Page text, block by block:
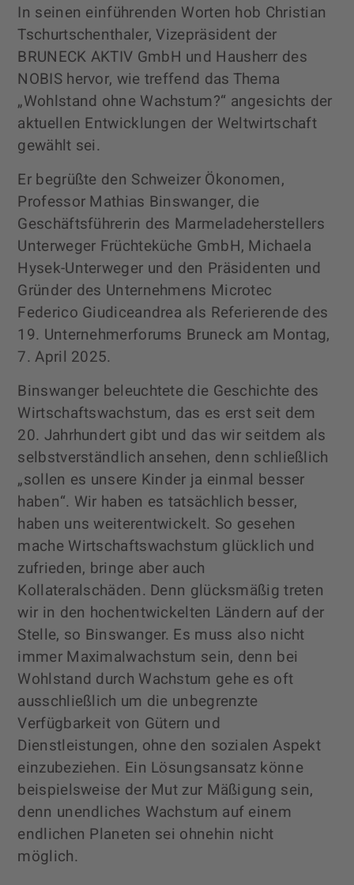
In seinen einführenden Worten hob Christian
Tschurtschenthaler, Vizepräsident der
BRUNECK AKTIV GmbH und Hausherr des
NOBIS hervor, wie treffend das Thema
„Wohlstand ohne Wachstum?“ angesichts der
aktuellen Entwicklungen der Weltwirtschaft
gewählt sei.
Er begrüßte den Schweizer Ökonomen,
Professor Mathias Binswanger, die
Geschäftsführerin des Marmeladeherstellers
Unterweger Früchteküche GmbH, Michaela
Hysek-Unterweger und den Präsidenten und
Gründer des Unternehmens Microtec
Federico Giudiceandrea als Referierende des
19. Unternehmerforums Bruneck am Montag,
7. April 2025.
Binswanger beleuchtete die Geschichte des
Wirtschaftswachstum, das es erst seit dem
20. Jahrhundert gibt und das wir seitdem als
selbstverständlich ansehen, denn schließlich
„sollen es unsere Kinder ja einmal besser
haben“. Wir haben es tatsächlich besser,
haben uns weiterentwickelt. So gesehen
mache Wirtschaftswachstum glücklich und
zufrieden, bringe aber auch
Kollateralschäden. Denn glücksmäßig treten
wir in den hochentwickelten Ländern auf der
Stelle, so Binswanger. Es muss also nicht
immer Maximalwachstum sein, denn bei
Wohlstand durch Wachstum gehe es oft
ausschließlich um die unbegrenzte
Verfügbarkeit von Gütern und
Dienstleistungen, ohne den sozialen Aspekt
einzubeziehen. Ein Lösungsansatz könne
beispielsweise der Mut zur Mäßigung sein,
denn unendliches Wachstum auf einem
endlichen Planeten sei ohnehin nicht
möglich.